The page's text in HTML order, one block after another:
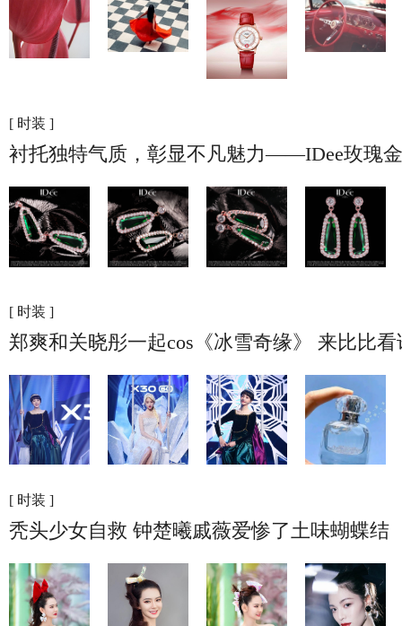
[ 时装 ]
衬托独特气质，彰显不凡魅力——IDee玫瑰
[ 时装 ]
郑爽和关晓彤一起cos《冰雪奇缘》 来比比
[ 时装 ]
秃头少女自救 钟楚曦戚薇爱惨了土味蝴蝶结